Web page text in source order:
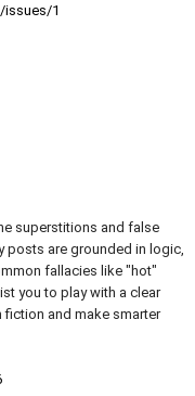
issues/1
superstitions and false
posts are grounded in logic,
fallacies like "hot"
you to play with a clear
and make smarter